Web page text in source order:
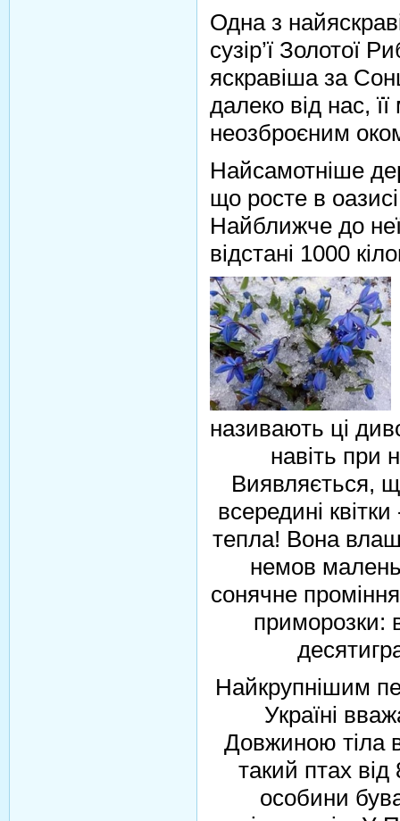
Одна з
сузір’ї Золотої
яскравіша за
далеко від нас,
неозброєним
Найсамотніше
що росте в
Найближче до
відстані 1000
називають ці
навіть при
Виявляється,
всередині
тепла! Вона
немов
сонячне
приморозки:
Найкрупнішим
Україні
Довжиною тіла
такий птах від
особини